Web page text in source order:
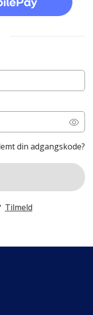
din adgangskode?
Tilmeld